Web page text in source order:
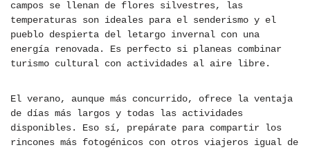
campos se llenan de flores silvestres, las
temperaturas son ideales para el senderismo y el
pueblo despierta del letargo invernal con una
energía renovada. Es perfecto si planeas combinar
turismo cultural con actividades al aire libre.
El verano, aunque más concurrido, ofrece la ventaja
de días más largos y todas las actividades
disponibles. Eso sí, prepárate para compartir los
rincones más fotogénicos con otros viajeros igual de